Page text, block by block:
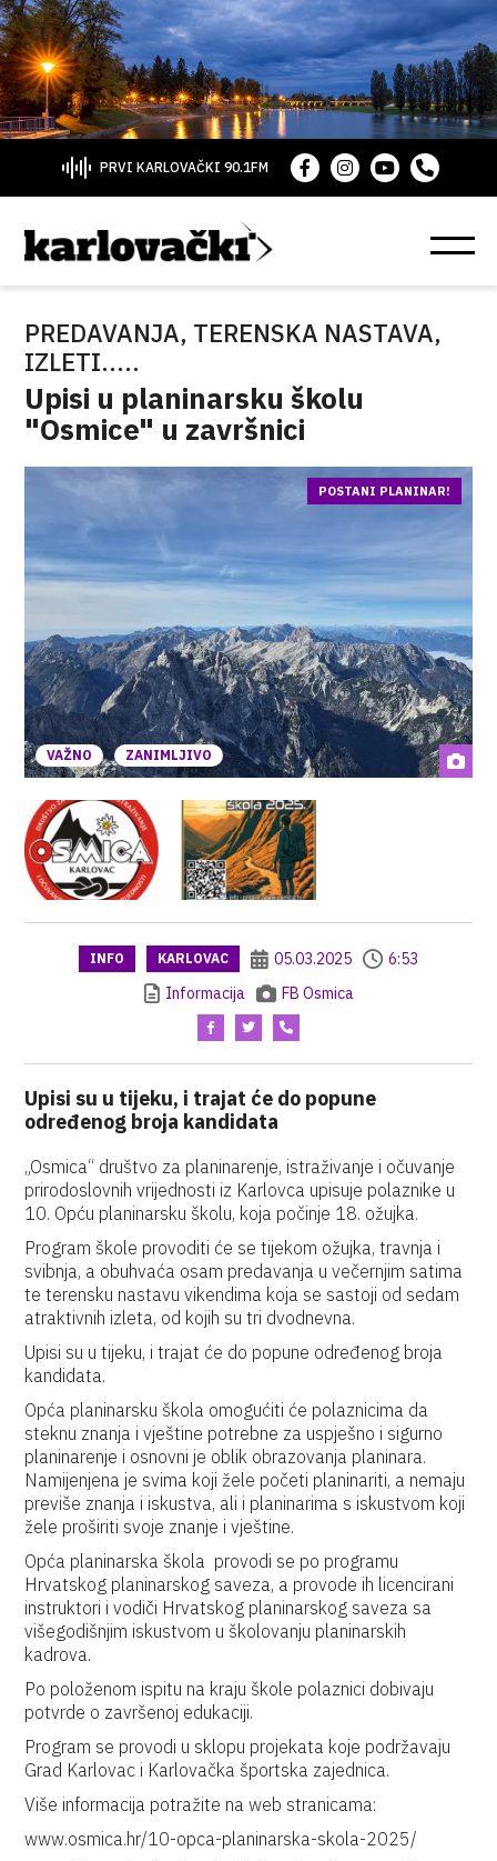
PRVI KARLOVAČKI 90.1FM
PREDAVANJA, TERENSKA NASTAVA,
IZLETI.....
Upisi u planinarsku školu
"Osmice" u završnici
VAŽNO ZANIMLJIVO
POSTANI PLANINAR!
INFO KARLOVAC 05.03.2025
6:53
Informacija
FB Osmica
Upisi su u tijeku, i trajat će do popune
određenog broja kandidata
„Osmica“ društvo za planinarenje, istraživanje i očuvanje
prirodoslovnih vrijednosti iz Karlovca upisuje polaznike u
10. Opću planinarsku školu, koja počinje 18. ožujka.
Program škole provoditi će se tijekom ožujka, travnja i
svibnja, a obuhvaća osam predavanja u večernjim satima
te terensku nastavu vikendima koja se sastoji od sedam
atraktivnih izleta, od kojih su tri dvodnevna.
Upisi su u tijeku, i trajat će do popune određenog broja
kandidata.
Opća planinarsku škola omogućiti će polaznicima da
steknu znanja i vještine potrebne za uspješno i sigurno
planinarenje i osnovni je oblik obrazovanja planinara.
Namijenjena je svima koji žele početi planinariti, a nemaju
previše znanja i iskustva, ali i planinarima s iskustvom koji
žele proširiti svoje znanje i vještine.
Opća planinarska škola provodi se po programu
Hrvatskog planinarskog saveza, a provode ih licencirani
instruktori i vodiči Hrvatskog planinarskog saveza sa
višegodišnjim iskustvom u školovanju planinarskih
kadrova.
Po položenom ispitu na kraju škole polaznici dobivaju
potvrde o završenoj edukaciji.
Program se provodi u sklopu projekata koje podržavaju
Grad Karlovac i Karlovačka športska zajednica.
Više informacija potražite na web stranicama:
www.osmica.hr/10-opca-planinarska-skola-2025/